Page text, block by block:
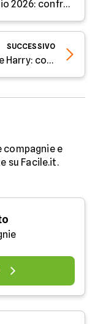
Assicurazioni autocarro gennaio 2026: confronta offerte, massimali e costi
SUCCESSIVO
Polizze catastrofali dopo il ciclone Harry: coperture, limiti e regole
compagnie e
su Facile.it.